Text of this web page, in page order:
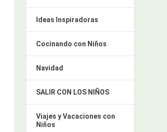
Ideas Inspiradoras
Cocinando con Niños
Navidad
SALIR CON LOS NIÑOS
Viajes y Vacaciones con
Niños